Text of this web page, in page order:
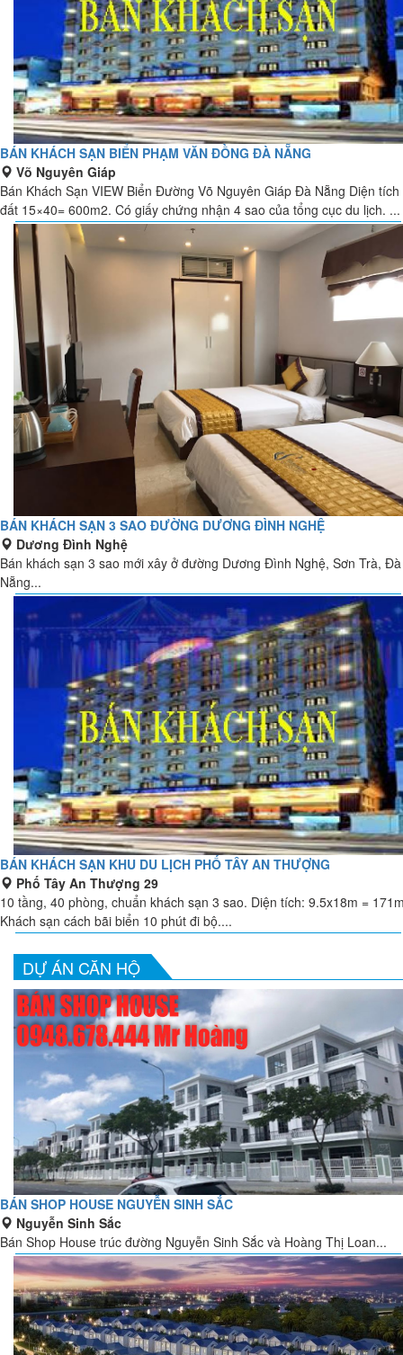
BÁN KHÁCH SẠN BIỂN PHẠM VĂN ĐỒNG ĐÀ NẴNG
Võ Nguyên Giáp
Bán Khách Sạn VIEW Biển Đường Võ Nguyên Giáp Đà Nẵng Diện tích
đất 15×40= 600m2. Có giấy chứng nhận 4 sao của tổng cục du lịch. ...
BÁN KHÁCH SẠN 3 SAO ĐƯỜNG DƯƠNG ĐÌNH NGHỆ
Dương Đình Nghệ
Bán khách sạn 3 sao mới xây ở đường Dương Đình Nghệ, Sơn Trà, Đà
Nẵng...
BÁN KHÁCH SẠN KHU DU LỊCH PHỐ TÂY AN THƯỢNG
Phố Tây An Thượng 29
10 tầng, 40 phòng, chuẩn khách sạn 3 sao. Diện tích: 9.5x18m =
Khách sạn cách bãi biển 10 phút đi bộ....
DỰ ÁN CĂN HỘ
BÁN SHOP HOUSE NGUYỄN SINH SẮC
Nguyễn Sinh Sắc
Bán Shop House trúc đường Nguyễn Sinh Sắc và Hoàng Thị Loan...